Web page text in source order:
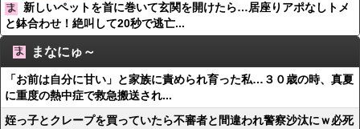
新しいペットを首に巻いて玄関を開けたら…居座りアポなしトメ
と鉢合わせ！絶叫して20秒で逃亡...
まなにゅ～
「お前は自分に甘い」と家族に責められ育った私…３０歳の時、真夏
に重度の熱中症で救急搬送され...
姪っ子とクレープを買っていたら不審者と間違われ警察沙汰にｗ必死